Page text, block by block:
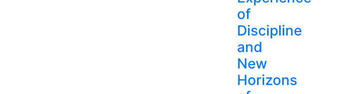
of
Discipline
and
New
Horizons